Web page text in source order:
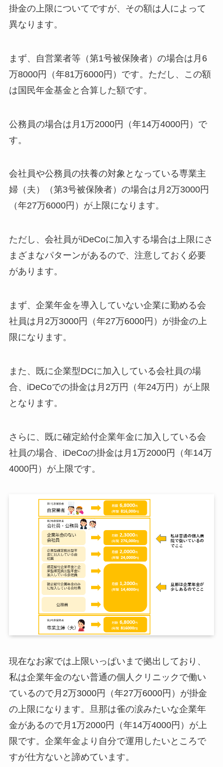
掛金の上限についてですが、その額は人によって
異なります。
まず、自営業者等（第1号被保険者）の場合は月6
万8000円（年81万6000円）です。ただし、この額
は国民年金基金と合算した額です。
公務員の場合は月1万2000円（年14万4000円）で
す。
会社員や公務員の扶養の対象となっている専業主
婦（夫）（第3号被保険者）の場合は月2万3000円
（年27万6000円）が上限になります。
ただし、会社員がiDeCoに加入する場合は上限にさ
まざまなパターンがあるので、注意しておく必要
があります。
まず、企業年金を導入していない企業に勤める会
社員は月2万3000円（年27万6000円）が掛金の上
限になります。
また、既に企業型DCに加入している会社員の場
合、iDeCoでの掛金は月2万円（年24万円）が上限
となります。
さらに、既に確定給付企業年金に加入している会
社員の場合、iDeCoの掛金は月1万2000円（年14万
4000円）が上限です。
現在なお家では上限いっぱいまで拠出しており、
私は企業年金のない普通の個人クリニックで働い
ているので月2万3000円（年27万6000円）が掛金
の上限になります。旦那は雀の涙みたいな企業年
金があるので月1万2000円（年14万4000円）が上
限です。企業年金より自分で運用したいところで
すが仕方ないと諦めています。